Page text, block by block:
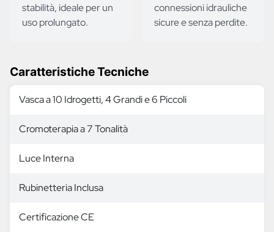
stabilità, ideale per un
uso prolungato.
connessioni idrauliche
sicure e senza perdite.
Caratteristiche Tecniche
Vasca a 10 Idrogetti, 4 Grandi e 6 Piccoli
Cromoterapia a 7 Tonalità
Luce Interna
Rubinetteria Inclusa
Certificazione CE